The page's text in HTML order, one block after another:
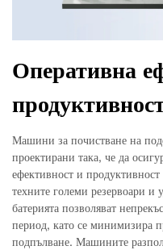
Оперативна
Машини за почистване на
проектирани така, че да
ефективност и
техните големи резервоари и
батерията позволяват
период, като се минимизира
подпълване. Машините